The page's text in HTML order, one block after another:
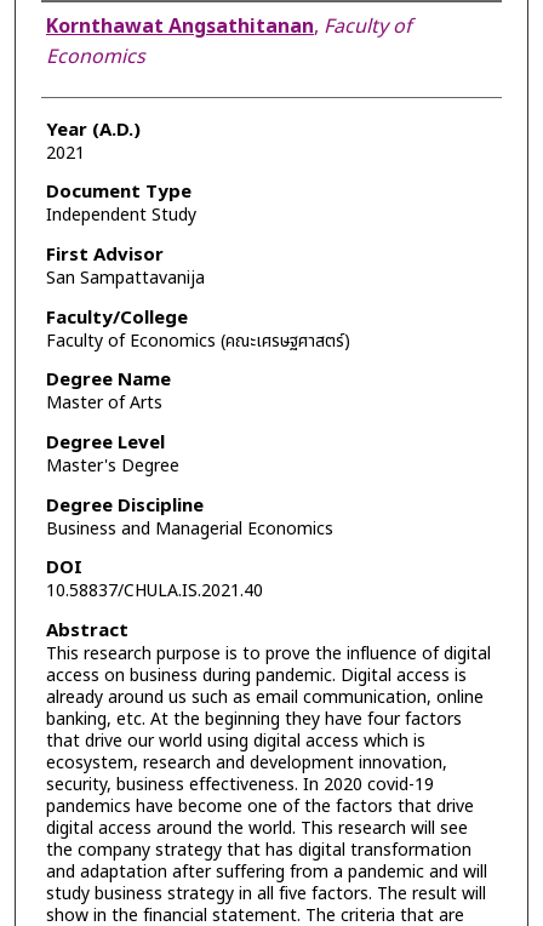
Author
Kornthawat Angsathitanan, Faculty of
Economics
Year (A.D.)
2021
Document Type
Independent Study
First Advisor
San Sampattavanija
Faculty/College
Faculty of Economics (คณะเศรษฐศาสตร์)
Degree Name
Master of Arts
Degree Level
Master's Degree
Degree Discipline
Business and Managerial Economics
DOI
10.58837/CHULA.IS.2021.40
Abstract
This research purpose is to prove the influence of digital
access on business during pandemic. Digital access is
already around us such as email communication, online
banking, etc. At the beginning they have four factors
that drive our world using digital access which is
ecosystem, research and development innovation,
security, business effectiveness. In 2020 covid-19
pandemics have become one of the factors that drive
digital access around the world. This research will see
the company strategy that has digital transformation
and adaptation after suffering from a pandemic and will
study business strategy in all five factors. The result will
show in the financial statement. The criteria that are